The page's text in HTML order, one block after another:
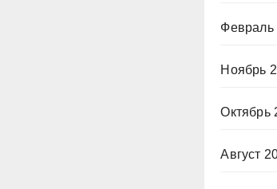
Февраль
Ноябрь
Октябрь
Август